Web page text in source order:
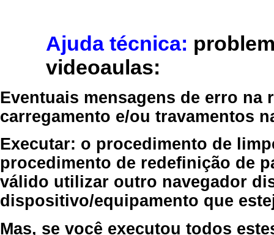
Ajuda técnica:
videoaulas:
Eventuais mensagens de erro
carregamento e/ou travamentos
Executar: o procedimento de
procedimento de redefinição de
válido utilizar outro navegador
dispositivo/equipamento que
Mas, se você executou todos